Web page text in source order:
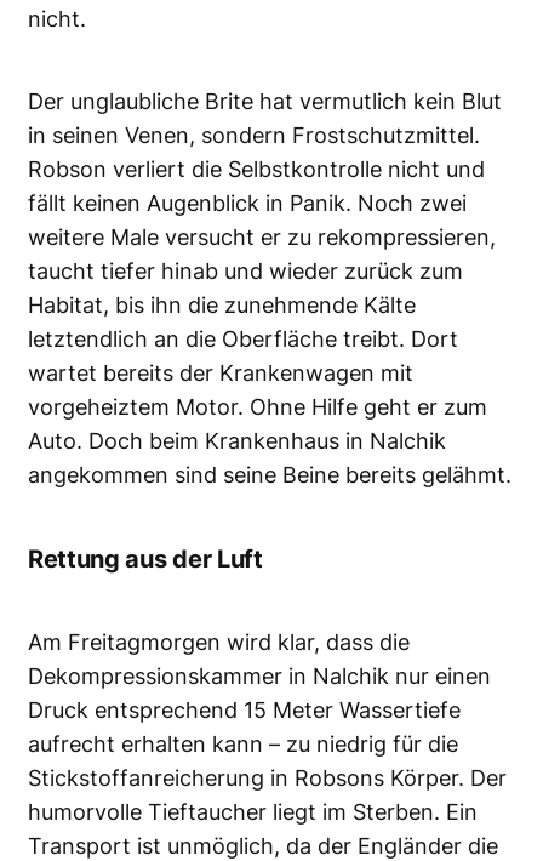
nicht.
Der unglaubliche Brite hat vermutlich kein Blut
in seinen Venen, sondern Frostschutzmittel.
Robson verliert die Selbstkontrolle nicht und
fällt keinen Augenblick in Panik. Noch zwei
weitere Male versucht er zu rekompressieren,
taucht tiefer hinab und wieder zurück zum
Habitat, bis ihn die zunehmende Kälte
letztendlich an die Oberfläche treibt. Dort
wartet bereits der Krankenwagen mit
vorgeheiztem Motor. Ohne Hilfe geht er zum
Auto. Doch beim Krankenhaus in Nalchik
angekommen sind seine Beine bereits gelähmt.
Rettung aus der Luft
Am Freitagmorgen wird klar, dass die
Dekompressionskammer in Nalchik nur einen
Druck entsprechend 15 Meter Wassertiefe
aufrecht erhalten kann – zu niedrig für die
Stickstoffanreicherung in Robsons Körper. Der
humorvolle Tieftaucher liegt im Sterben. Ein
Transport ist unmöglich, da der Engländer die